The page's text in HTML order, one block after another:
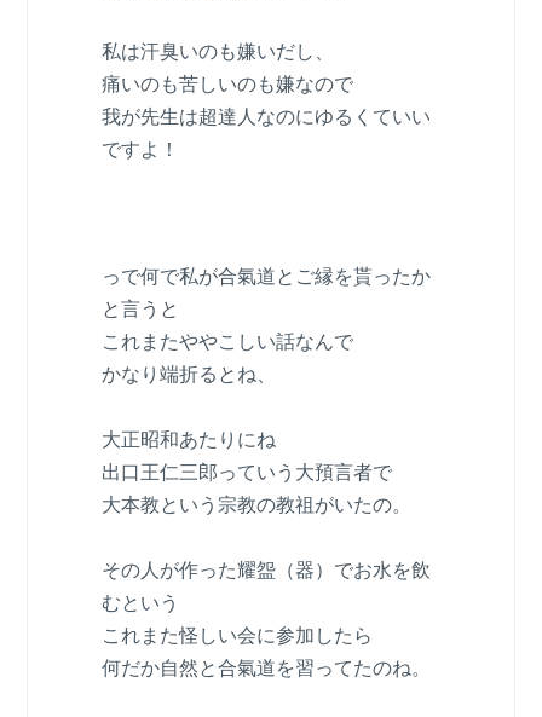
私は汗臭いのも嫌いだし、
痛いのも苦しいのも嫌なので
我が先生は超達人なのにゆるくていい
ですよ！
っで何で私が合氣道とご縁を貰ったか
と言うと
これまたややこしい話なんで
かなり端折るとね、
大正昭和あたりにね
出口王仁三郎っていう大預言者で
大本教という宗教の教祖がいたの。
その人が作った耀盌（器）でお水を飲
むという
これまた怪しい会に参加したら
何だか自然と合氣道を習ってたのね。